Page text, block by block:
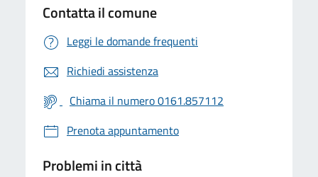
Contatta il comune
Leggi le domande frequenti
Richiedi assistenza
Chiama il numero 0161.857112
Prenota appuntamento
Problemi in città